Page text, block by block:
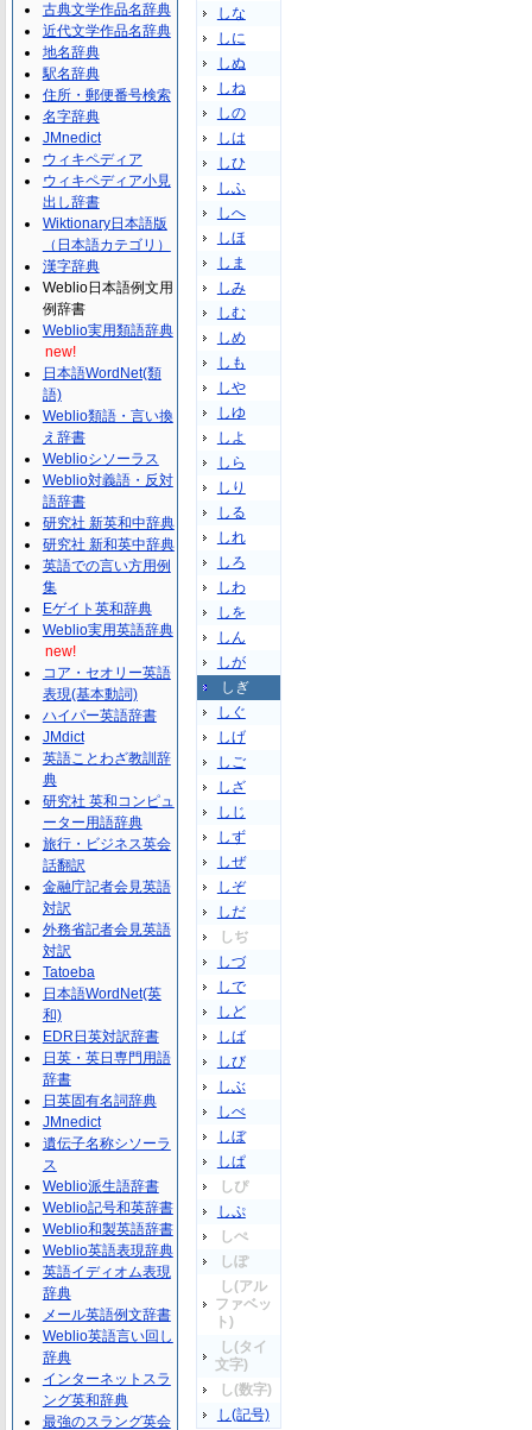
しな
しに
しぬ
しね
しの
しは
しひ
しふ
しへ
しほ
しま
しみ
しむ
しめ
しも
しや
しゆ
しよ
しら
しり
しる
しれ
しろ
しわ
しを
しん
しが
しぎ
しぐ
しげ
しご
しざ
しじ
しず
しぜ
しぞ
しだ
しぢ
しづ
しで
しど
しば
しび
しぶ
しべ
しぼ
しぱ
しぴ
しぷ
しぺ
しぽ
し(アル
ファベッ
ト)
し(タイ
文字)
し(数字)
し(記号)
古典文学作品名辞典
近代文学作品名辞典
地名辞典
駅名辞典
住所・郵便番号検索
名字辞典
JMnedict
ウィキペディア
ウィキペディア小見
出し辞書
Wiktionary日本語版
（日本語カテゴリ）
漢字辞典
Weblio日本語例文用
例辞書
Weblio実用類語辞典
new!
日本語WordNet(類
語)
Weblio類語・言い換
え辞書
Weblioシソーラス
Weblio対義語・反対
語辞書
研究社 新英和中辞典
研究社 新和英中辞典
英語での言い方用例
集
Eゲイト英和辞典
Weblio実用英語辞典
new!
コア・セオリー英語
表現(基本動詞)
ハイパー英語辞書
JMdict
英語ことわざ教訓辞
典
研究社 英和コンピュ
ーター用語辞典
旅行・ビジネス英会
話翻訳
金融庁記者会見英語
対訳
外務省記者会見英語
対訳
Tatoeba
日本語WordNet(英
和)
EDR日英対訳辞書
日英・英日専門用語
辞書
日英固有名詞辞典
JMnedict
遺伝子名称シソーラ
ス
Weblio派生語辞書
Weblio記号和英辞書
Weblio和製英語辞書
Weblio英語表現辞典
英語イディオム表現
辞典
メール英語例文辞書
Weblio英語言い回し
辞典
インターネットスラ
ング英和辞典
最強のスラング英会